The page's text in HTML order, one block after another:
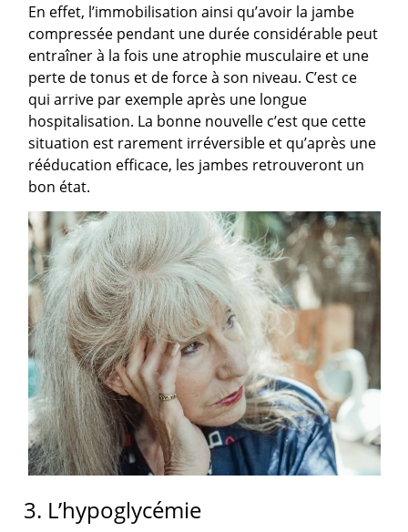
En effet, l’immobilisation ainsi qu’avoir la jambe
compressée pendant une durée considérable peut
entraîner à la fois une atrophie musculaire et une
perte de tonus et de force à son niveau. C’est ce
qui arrive par exemple après une longue
hospitalisation. La bonne nouvelle c’est que cette
situation est rarement irréversible et qu’après une
rééducation efficace, les jambes retrouveront un
bon état.
3. L’hypoglycémie